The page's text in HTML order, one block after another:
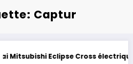
Captur
Eclipse Cross électrique 2026 :